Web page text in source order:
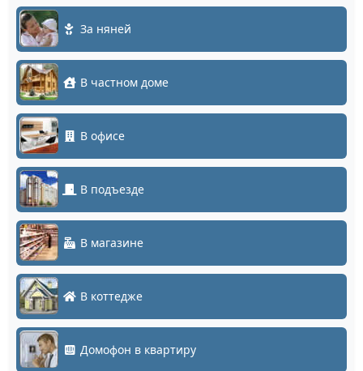
За няней
В частном доме
В офисе
В подъезде
В магазине
В коттедже
Домофон в квартиру